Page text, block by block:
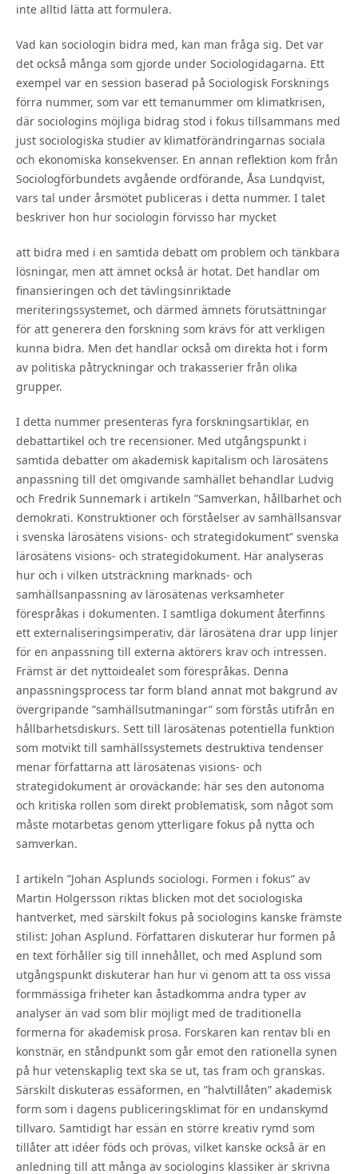
inte alltid lätta att formulera.
Vad kan sociologin bidra med, kan man fråga sig. Det var
det också många som gjorde under Sociologidagarna. Ett
exempel var en session baserad på Sociologisk Forsknings
förra nummer, som var ett temanummer om klimatkrisen,
där sociologins möjliga bidrag stod i fokus tillsammans med
just sociologiska studier av klimatförändringarnas sociala
och ekonomiska konsekvenser. En annan reflektion kom från
Sociologförbundets avgående ordförande, Åsa Lundqvist,
vars tal under årsmötet publiceras i detta nummer. I talet
beskriver hon hur sociologin förvisso har mycket
att bidra med i en samtida debatt om problem och tänkbara
lösningar, men att ämnet också är hotat. Det handlar om
finansieringen och det tävlingsinriktade
meriteringssystemet, och därmed ämnets förutsättningar
för att generera den forskning som krävs för att verkligen
kunna bidra. Men det handlar också om direkta hot i form
av politiska påtryckningar och trakasserier från olika
grupper.
I detta nummer presenteras fyra forskningsartiklar, en
debattartikel och tre recensioner. Med utgångspunkt i
samtida debatter om akademisk kapitalism och lärosätens
anpassning till det omgivande samhället behandlar Ludvig
och Fredrik Sunnemark i artikeln ”Samverkan, hållbarhet och
demokrati. Konstruktioner och förståelser av samhällsansvar
i svenska lärosätens visions- och strategidokument” svenska
lärosätens visions- och strategidokument. Här analyseras
hur och i vilken utsträckning marknads- och
samhällsanpassning av lärosätenas verksamheter
förespråkas i dokumenten. I samtliga dokument återfinns
ett externaliseringsimperativ, där lärosätena drar upp linjer
för en anpassning till externa aktörers krav och intressen.
Främst är det nyttoidealet som förespråkas. Denna
anpassningsprocess tar form bland annat mot bakgrund av
övergripande ”samhällsutmaningar” som förstås utifrån en
hållbarhetsdiskurs. Sett till lärosätenas potentiella funktion
som motvikt till samhällssystemets destruktiva tendenser
menar författarna att lärosätenas visions- och
strategidokument är oroväckande: här ses den autonoma
och kritiska rollen som direkt problematisk, som något som
måste motarbetas genom ytterligare fokus på nytta och
samverkan.
I artikeln ”Johan Asplunds sociologi. Formen i fokus” av
Martin Holgersson riktas blicken mot det sociologiska
hantverket, med särskilt fokus på sociologins kanske främste
stilist: Johan Asplund. Författaren diskuterar hur formen på
en text förhåller sig till innehållet, och med Asplund som
utgångspunkt diskuterar han hur vi genom att ta oss vissa
formmässiga friheter kan åstadkomma andra typer av
analyser än vad som blir möjligt med de traditionella
formerna för akademisk prosa. Forskaren kan rentav bli en
konstnär, en ståndpunkt som går emot den rationella synen
på hur vetenskaplig text ska se ut, tas fram och granskas.
Särskilt diskuteras essäformen, en ”halvtillåten” akademisk
form som i dagens publiceringsklimat för en undanskymd
tillvaro. Samtidigt har essän en större kreativ rymd som
tillåter att idéer föds och prövas, vilket kanske också är en
anledning till att många av sociologins klassiker är skrivna